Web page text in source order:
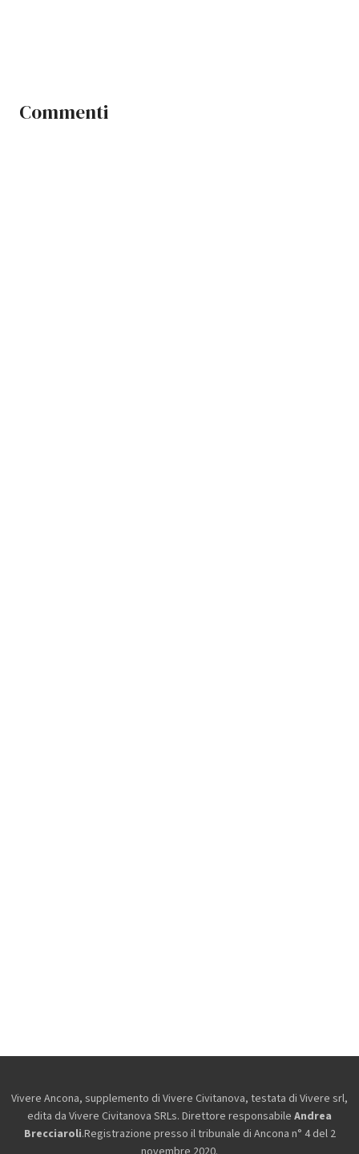
Commenti
Vivere Ancona, supplemento di Vivere Civitanova, testata di Vivere srl,
edita da Vivere Civitanova SRLs. Direttore responsabile Andrea
Brecciaroli.Registrazione presso il tribunale di Ancona n° 4 del 2